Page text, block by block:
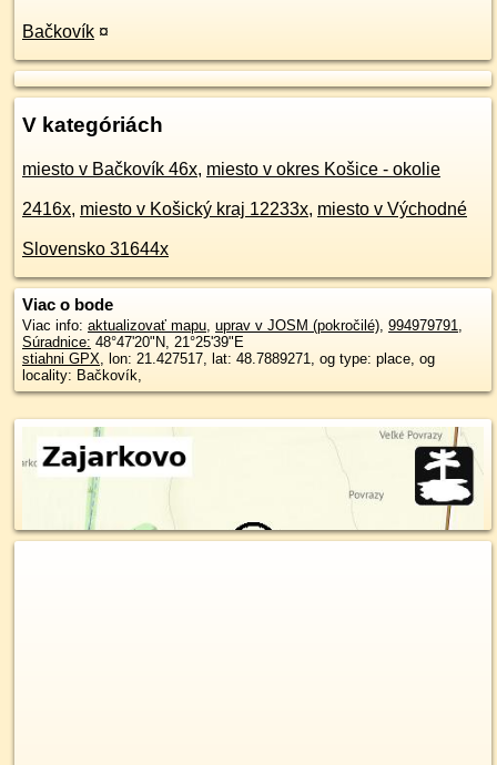
Bačkovík ¤
V kategóriách
miesto v Bačkovík 46x, miesto v okres Košice - okolie
2416x, miesto v Košický kraj 12233x, miesto v Východné
Slovensko 31644x
Viac o bode
Viac info: aktualizovať mapu, uprav v JOSM (pokročilé), 994979791,
Súradnice: 48°47'20"N, 21°25'39"E
stiahni GPX, lon: 21.427517, lat: 48.7889271, og type: place, og
locality: Bačkovík,